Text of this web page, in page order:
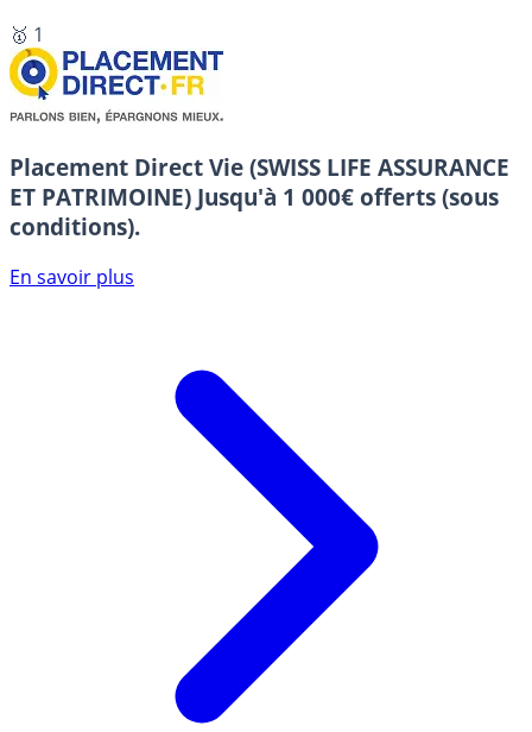
🥇 1
Placement Direct Vie (SWISS LIFE ASSURANCE
ET PATRIMOINE) Jusqu'à 1 000€ offerts (sous
conditions).
En savoir plus